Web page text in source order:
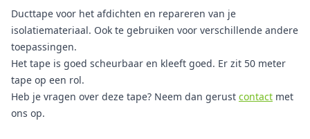
Ducttape voor het afdichten en repareren van je
isolatiemateriaal. Ook te gebruiken voor verschillende andere
toepassingen.
Het tape is goed scheurbaar en kleeft goed. Er zit 50 meter
tape op een rol.
Heb je vragen over deze tape? Neem dan gerust contact met
ons op.